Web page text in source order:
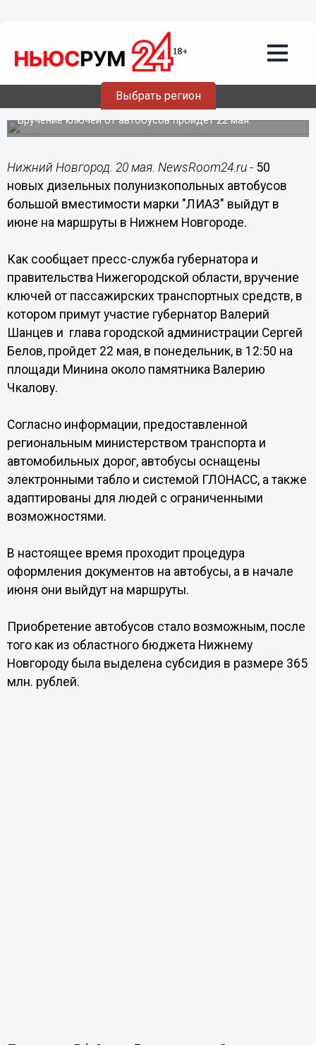
Выбрать регион
20.05.201709:55
50 новых автобусов выйдут в июне на
маршруты в Нижнем Новгороде
Вручение ключей от автобусов пройдет 22 мая.
Нижний Новгород. 20 мая. NewsRoom24.ru - 50
новых дизельных полунизкопольных автобусов
большой вместимости марки "ЛИАЗ" выйдут в
июне на маршруты в Нижнем Новгороде.
Как сообщает пресс-служба губернатора и
правительства Нижегородской области, вручение
ключей от пассажирских транспортных средств, в
котором примут участие губернатор Валерий
Шанцев и глава городской администрации Сергей
Белов, пройдет 22 мая, в понедельник, в 12:50 на
площади Минина около памятника Валерию
Чкалову.
Согласно информации, предоставленной
региональным министерством транспорта и
автомобильных дорог, автобусы оснащены
электронными табло и системой ГЛОНАСС, а также
адаптированы для людей с ограниченными
возможностями.
В настоящее время проходит процедура
оформления документов на автобусы, а в начале
июня они выйдут на маршруты.
Приобретение автобусов стало возможным, после
того как из областного бюджета Нижнему
Новгороду была выделена субсидия в размере 365
млн. рублей.